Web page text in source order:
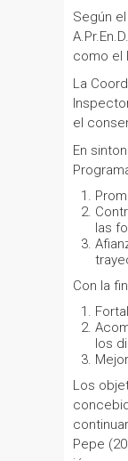
Según
como el
La
el
En
las
Con la
los
Los
Pepe